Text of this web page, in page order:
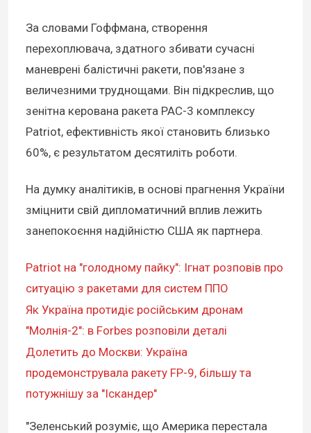
За словами Гоффмана, створення
перехоплювача, здатного збивати сучасні
маневрені балістичні ракети, пов'язане з
величезними труднощами. Він підкреслив, що
зенітна керована ракета PAC-3 комплексу
Patriot, ефективність якої становить близько
60%, є результатом десятиліть роботи.
На думку аналітиків, в основі прагнення України
зміцнити свій дипломатичний вплив лежить
занепокоєння надійністю США як партнера.
Patriot на "голодному пайку": Ігнат розповів про
ситуацію з ракетами для систем ППО
Як Україна протидіє російським дронам
"Молнія-2": в Forbes розповіли деталі
Долетить до Москви: Україна
продемонструвала ракету FP-9, більшу та
потужнішу за "Іскандер"
"Зеленський розуміє, що Америка перестала